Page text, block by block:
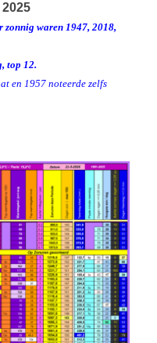
zonnig waren 1947, 2018,
top 12.
en 1957 noteerde zelfs